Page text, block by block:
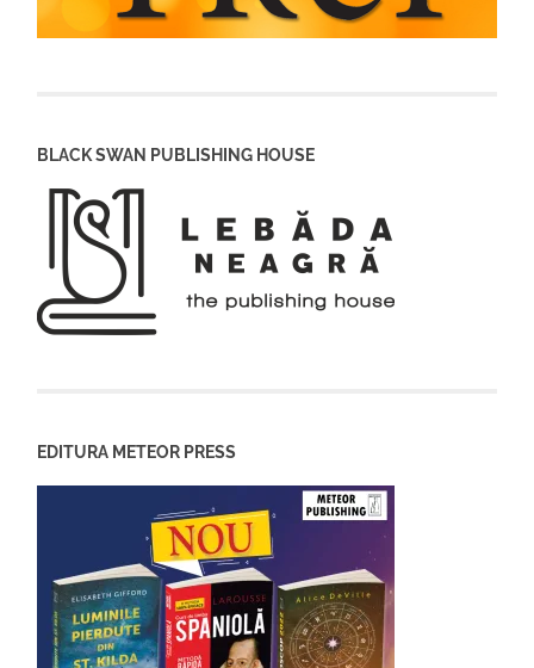
BLACK SWAN PUBLISHING HOUSE
EDITURA METEOR PRESS